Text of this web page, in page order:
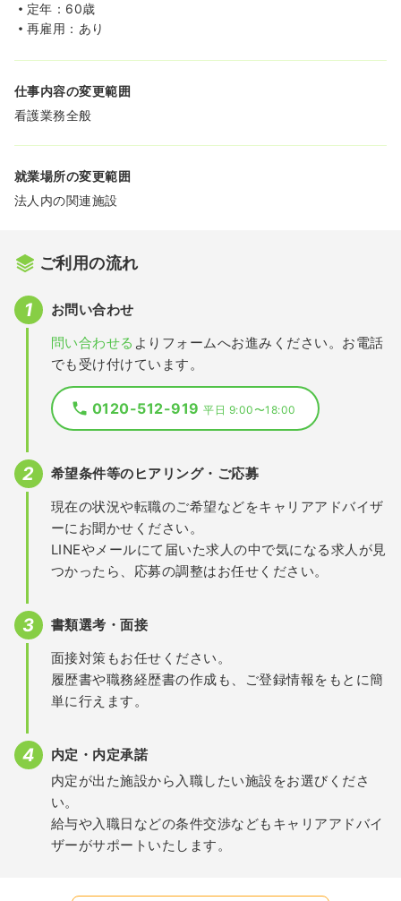
定年：60歳
再雇用：あり
仕事内容の変更範囲
看護業務全般
就業場所の変更範囲
法人内の関連施設
ご利用の流れ
お問い合わせ
問い合わせる よりフォームへお進みください。お電話
でも受け付けています。
0120-512-919平日 9:00〜18:00
希望条件等のヒアリング・ご応募
現在の状況や転職のご希望などをキャリアアドバイザ
ーにお聞かせください。
LINEやメールにて届いた求人の中で気になる求人が見
つかったら、応募の調整はお任せください。
書類選考・面接
面接対策もお任せください。
履歴書や職務経歴書の作成も、ご登録情報をもとに簡
単に行えます。
内定・内定承諾
内定が出た施設から入職したい施設をお選びくださ
い。
給与や入職日などの条件交渉などもキャリアアドバイ
ザーがサポートいたします。